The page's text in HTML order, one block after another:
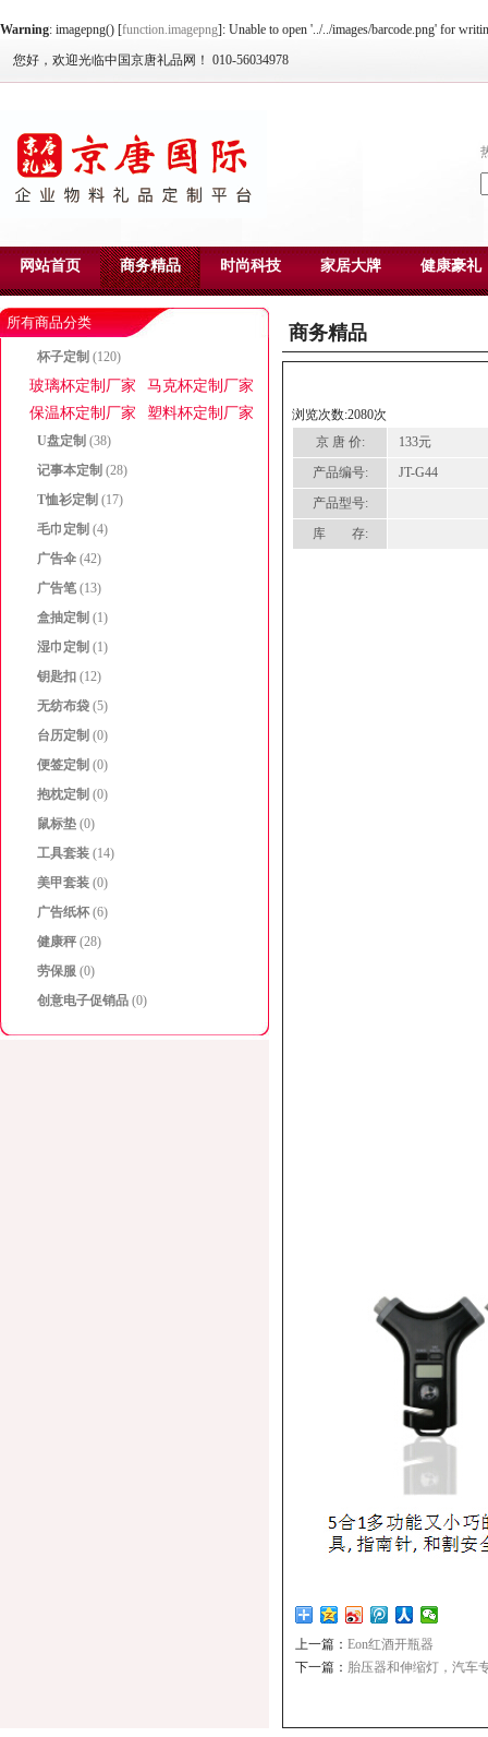
Warning: imagepng() [function.imagepng]: Unable to open '../../images/barcode.png' for
您好，欢迎光临中国京唐礼品网！ 010-56034978
网站首页 商务精品 时尚科技 家居大牌 健康豪礼
所有商品分类
杯子定制 (120)
玻璃杯定制厂家
马克杯定制厂家
保温杯定制厂家
塑料杯定制厂家
U盘定制 (38)
记事本定制 (28)
T恤衫定制 (17)
毛巾定制 (4)
广告伞 (42)
广告笔 (13)
盒抽定制 (1)
湿巾定制 (1)
钥匙扣 (12)
无纺布袋 (5)
台历定制 (0)
便签定制 (0)
抱枕定制 (0)
鼠标垫 (0)
工具套装 (14)
美甲套装 (0)
广告纸杯(6)
健康秤 (28)
劳保服 (0)
创意电子促销品 (0)
商务精品
浏览次数:2080次
京 唐 价:
133元
产品编号:
JT-G44
产品型号:
库 存:
上一篇： Eon红酒开瓶器
下一篇： 胎压器和伸缩灯，汽车